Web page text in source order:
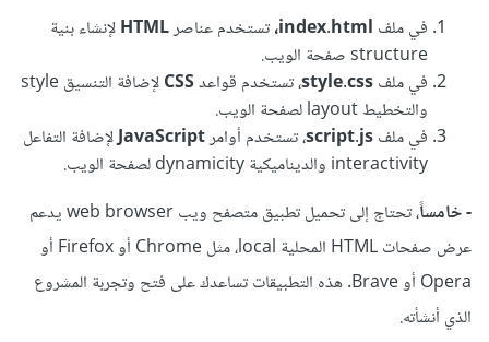
في ملف index.html، تستخدم عناصرHTML لإنشاء بنية
structure صفحة الويب.
في ملفstyle.css، تستخدم قواعدCSS
لإضافة التنسيق style
والتخطيط layout لصفحة الويب.
في ملفscript.js، تستخدم أوامرJavaScriptلإضافة التفاعل
interactivity والديناميكية dynamicity لصفحة الويب.
- خامساً
، تحتاج إلى تحميل تطبيق متصفح ويب web browser يدعم
عرض صفحات HTML المحلية local، مثل Chrome أو Firefox أو
Opera أو Brave. هذه التطبيقات تساعدك على فتح وتجربة المشروع
الذي أنشأته.